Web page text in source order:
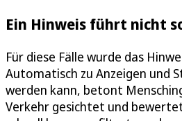
Ein Hinweis führt nicht
Für diese Fälle wurde das
Automatisch zu Anzeigen und
werden kann, betont
Verkehr gesichtet und